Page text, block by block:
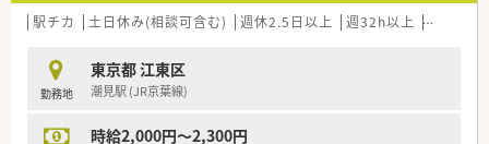
********************************
非公開求人あり、派遣にご興味がある方は是非ご連絡下さい
＼手厚いサポートが魅力のファルマスタッフ／
■各種保険を完備：社会保険(週20時間以上)/雇用保険/薬剤師賠
駅チカ 土日休み(相談可含む) 週休2.5日以上 週32h以上 残業な
勤務地
東京都 江東区
潮見駅 (JR京葉線)
時給2,000円～2,300円